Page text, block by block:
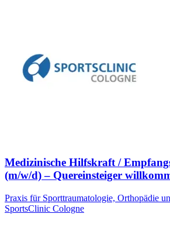
Medizinische Hilfskraft /
(m/w/d) – Quereinsteiger
Praxis für Sporttraumatologie, Orthopädie
SportsClinic Cologne